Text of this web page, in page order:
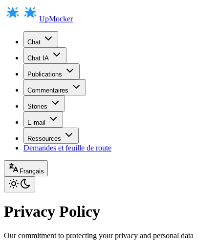
UpMocker
Chat
Chat IA
Publications
Commentaires
Stories
E-mail
Ressources
Demandes et feuille de route
Français
Privacy Policy
Our commitment to protecting your privacy and personal data